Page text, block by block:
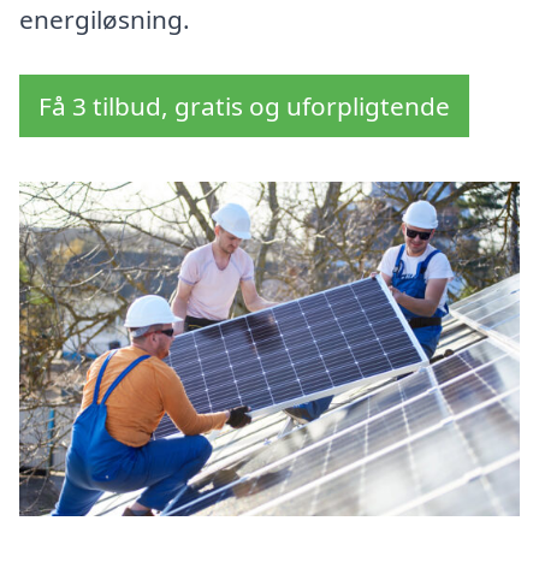
energiløsning.
Få 3 tilbud, gratis og uforpligtende